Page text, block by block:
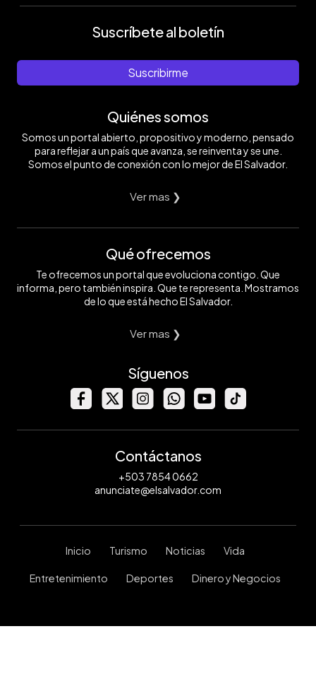
Suscríbete al boletín
Suscribirme
Quiénes somos
Somos un portal abierto, propositivo y moderno, pensado
para reflejar a un país que avanza, se reinventa y se une.
Somos el punto de conexión con lo mejor de El Salvador.
Ver mas ❯
Qué ofrecemos
Te ofrecemos un portal que evoluciona contigo. Que
informa, pero también inspira. Que te representa. Mostramos
de lo que está hecho El Salvador.
Ver mas ❯
Síguenos
Contáctanos
+503 7854 0662
anunciate@elsalvador.com
Inicio Turismo Noticias Vida
Entretenimiento Deportes Dinero y Negocios